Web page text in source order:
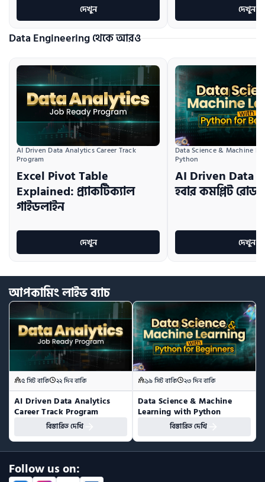
দেখুন দেখুন
Data Engineering থেকে আরও
AI Driven Data Analytics Career Track
Program
Excel Pivot Table
Explained: প্র্যাকটিক্যাল
গাইডলাইন
দেখুন
Data Science & Machine
Python
AI Driven Data
হবার কমপ্লিট
দেখুন
আপকামিংলাইভব্যাচ
৫ সিট বাকি ২২ দিন বাকি
AI Driven Data Analytics
Career Track Program
বিস্তারিত দেখি
১৯ সিট বাকি ২৩ দিন বাকি
Data Science & Machine
Learning with Python
বিস্তারিত দেখি
Follow us on: